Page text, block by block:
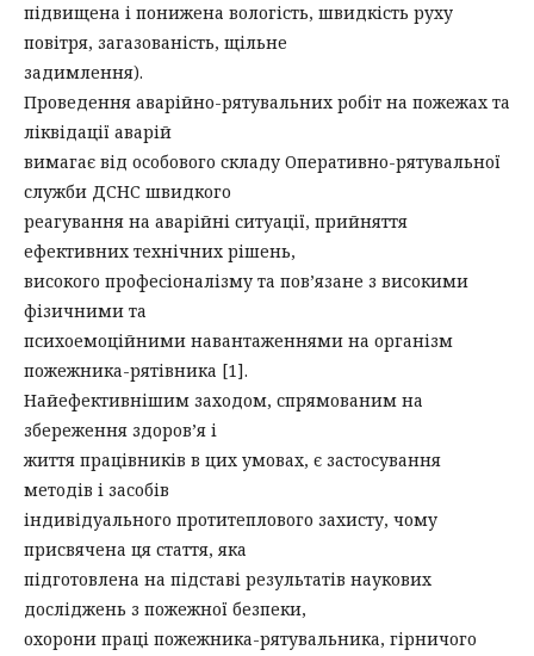
підвищена і понижена вологість, швидкість руху
повітря, загазованість, щільне
задимлення).
Проведення аварійно-рятувальних робіт на пожежах та
ліквідації аварій
вимагає від особового складу Оперативно-рятувальної
служби ДСНС швидкого
реагування на аварійні ситуації, прийняття
ефективних технічних рішень,
високого професіоналізму та пов’язане з високими
фізичними та
психоемоційними навантаженнями на організм
пожежника-рятівника [1].
Найефективнішим заходом, спрямованим на
збереження здоров’я і
життя працівників в цих умовах, є застосування
методів і засобів
індивідуального протитеплового захисту, чому
присвячена ця стаття, яка
підготовлена на підставі результатів наукових
досліджень з пожежної безпеки,
охорони праці пожежника-рятувальника, гірничого